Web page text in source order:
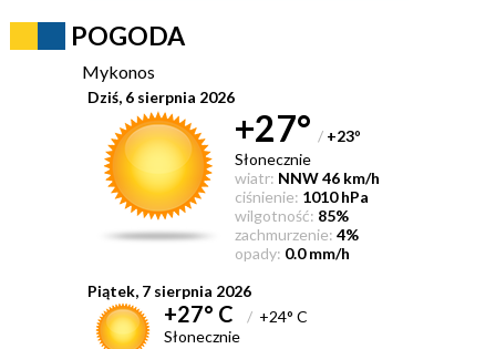
POGODA
Mykonos
Dziś, 6 sierpnia 2026
+27° / +23°
Słonecznie
wiatr: NNW 46 km/h
ciśnienie: 1010 hPa
wilgotność: 85%
zachmurzenie: 4%
opady: 0.0 mm/h
Piątek, 7 sierpnia 2026
+27° C /+24° C
Słonecznie